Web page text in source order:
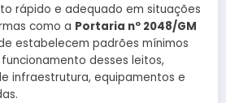
rápido e adequado em situações
como a Portaria nº 2048/GM
estabelecem padrões mínimos
desses leitos,
infraestrutura, equipamentos e